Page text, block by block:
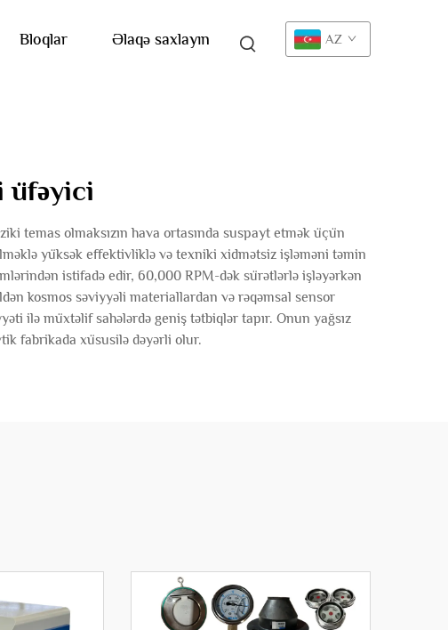
Bloqlar Əlaqə saxlayın AZ
üfəyici
temas olmaksızın hava ortasında suspayt etmək üçün
yüksək effektivliklə və texniki xidmətsiz işləməni təmin
istifadə edir, 60,000 RPM-dək sürətlərlə işləyərkən
kosmos səviyyəli materiallardan və rəqəmsal sensor
ilə müxtəlif sahələrdə geniş tətbiqlər tapır. Onun yağsız
fabrikada xüsusilə dəyərli olur.